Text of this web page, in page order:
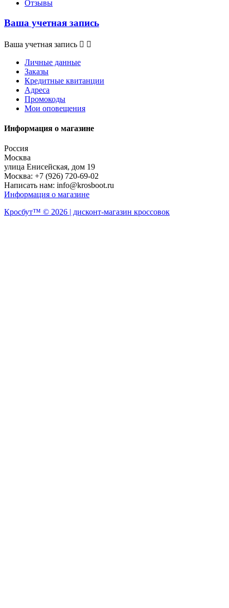
Отзывы
Ваша учетная запись
Ваша учетная запись  
Личные данные
Заказы
Кредитные квитанции
Адреса
Промокоды
Мои оповещения
Информация о магазине
Россия
Москва
улица Енисейская, дом 19
Москва: +7 (926) 720-69-02
Написать нам: info@krosboot.ru
Информация о магазине
Кросбут™ © 2026 | дисконт-магазин кроссовок